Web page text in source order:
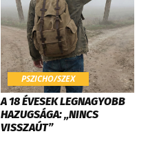
PSZICHO/SZEX
A 18 ÉVESEK LEGNAGYOBB
HAZUGSÁGA: „NINCS
VISSZAÚT”